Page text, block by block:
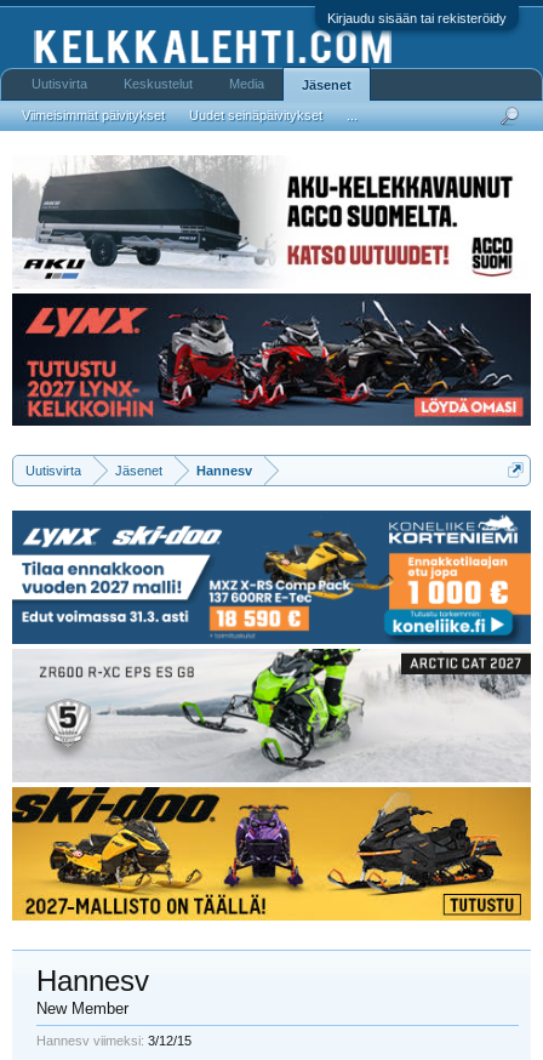
Kirjaudu sisään tai rekisteröidy
Uutisvirta Jäsenet Hannesv
Hannesv
New Member
Hannesv viimeksi: 3/12/15
Uutisvirta Keskustelut Media Jäsenet
Viimeisimmät päivitykset Uudet seinäpäivitykset